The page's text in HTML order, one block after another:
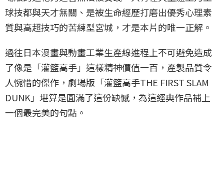
球技都與天才無關、是被生命經歷打磨出優秀心理素
質與高超技巧的苦練型宮城，才是本片的唯一正解。
過往日本漫畫與動畫工業生產線進程上不可避免造成
了像是「灌籃高手」這樣精神價值一百，產製品質令
人惋惜的傑作，劇場版「灌籃高手THE FIRST SLAM
DUNK」堪算是圓滿了這份缺憾，為這經典作品補上
一個最完美的句點。